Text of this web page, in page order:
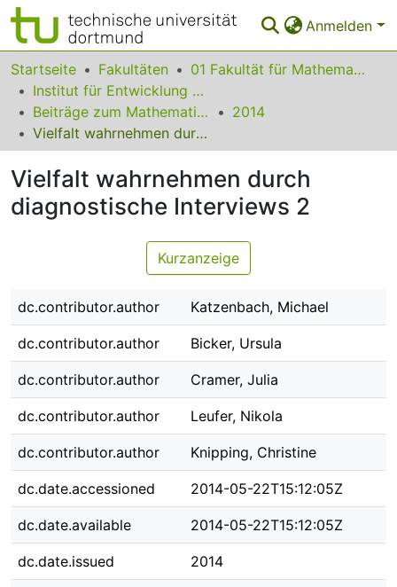
Anmelden
Bereiche & Sammlungen
Das gesamte Repositorium
Statistiken
FAQ
Leitlinien
Zurück zur Startseite
Startseite Fakultäten
01 Fakultät für Mathematik
Institut für Entwicklung und Erforschung des Mathematikunterrichts
Beiträge zum Mathematikunterricht
2014
Vielfalt wahrnehmen durch diagnostische Interviews 2
Vielfalt wahrnehmen durch
diagnostische Interviews 2
Kurzanzeige
dc.contributor.author Katzenbach, Michael
dc.contributor.author Bicker, Ursula
dc.contributor.author Cramer, Julia
dc.contributor.author Leufer, Nikola
dc.contributor.author Knipping, Christine
dc.date.accessioned 2014-05-22T15:12:05Z
dc.date.available 2014-05-22T15:12:05Z
dc.date.issued 2014